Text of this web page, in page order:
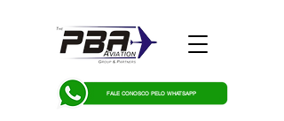
FALE CONOSCO PELO WHATSAPP